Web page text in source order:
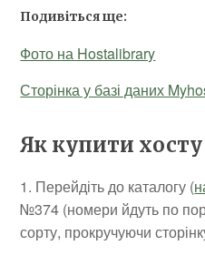
Подивіться ще:
Фото на Hostalibrary
Сторінка у базі даних
Як купити хосту
1. Перейдіть до каталогу (
№374 (номери йдуть по
сорту, прокручуючи